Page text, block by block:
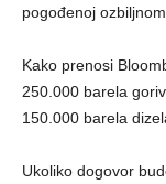
pogođenoj
Kako prenosi
250.000 barela
150.000 barela
Ukoliko dogovor